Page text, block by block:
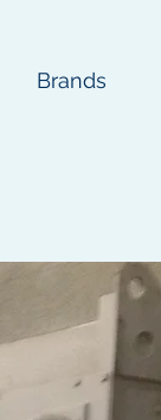
Brands